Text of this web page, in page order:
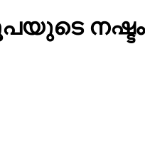
നഷ്ടം